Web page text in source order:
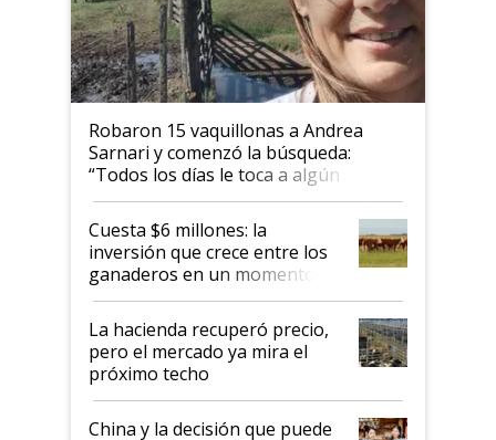
Robaron 15 vaquillonas a Andrea
Sarnari y comenzó la búsqueda:
“Todos los días le toca a algún
productor”
Cuesta $6 millones: la
inversión que crece entre los
ganaderos en un momento
histórico para la actividad
La hacienda recuperó precio,
pero el mercado ya mira el
próximo techo
China y la decisión que puede